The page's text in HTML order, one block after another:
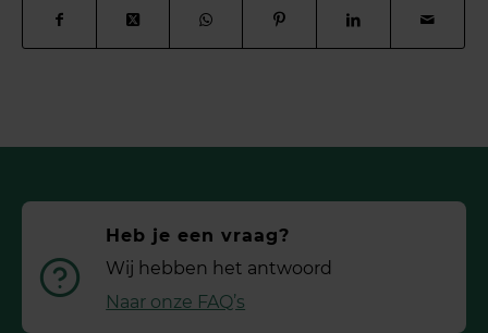
Heb je een vraag?
Wij hebben het antwoord
Naar onze FAQ’s